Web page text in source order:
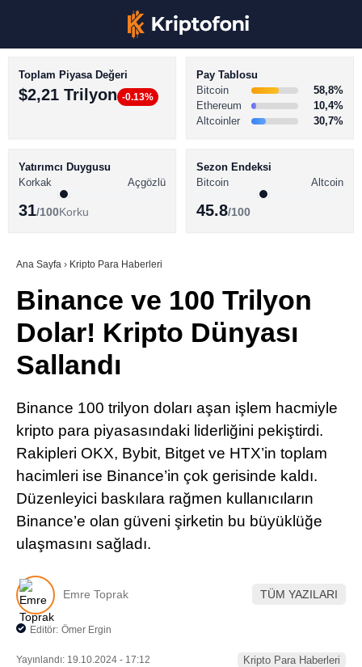
Youtube
TikTok
LinkedIn
Telegram
BİTCOİN HABERLERİ
ALTCOİN HABERLERİ
SÖZLÜK
Toplam Piyasa Değeri
$2,21 Trilyon -0.13%
Pay Tablosu
Bitcoin
58,8%
Ethereum
10,4%
Altcoinler
30,7%
Yatırımcı Duygusu
Korkak
Açgözlü
31/100Korku
Sezon Endeksi
Bitcoin
Altcoin
45.8/100
Ana Sayfa › Kripto Para Haberleri
Binance ve 100 Trilyon
Dolar! Kripto Dünyası
Sallandı
Binance 100 trilyon doları aşan işlem hacmiyle
kripto para piyasasındaki liderliğini pekiştirdi.
Rakipleri OKX, Bybit, Bitget ve HTX’in toplam
hacimleri ise Binance’in çok gerisinde kaldı.
Düzenleyici baskılara rağmen kullanıcıların
Binance’e olan güveni şirketin bu büyüklüğe
ulaşmasını sağladı.
Emre Toprak TÜM YAZILARI
Editör: Ömer Ergin
Yayınlandı: 19.10.2024 - 17:12
Kripto Para Haberleri